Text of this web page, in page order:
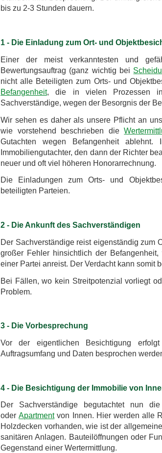
bis zu 2-3 Stunden dauern.
1 - Die Einladung zum Ort- und
Einer der meist verkanntesten und
Bewertungsauftrag (ganz wichtig bei
nicht alle Beteiligten zum Orts- und
Befangenheit, die in vielen Prozessen
Sachverständige, wegen der Besorgnis der
Wir sehen es daher als unsere Pflicht an
wie vorstehend beschrieben die
Gutachten wegen Befangenheit
Immobiliengutachter, den dann der Richter
neuer und oft viel höheren Honorarrechnung.
Die Einladungen zum Orts- und
beteiligten Parteien.
2 - Die Ankunft des Sachverständigen
Der Sachverständige reist eigenständig zum
großer Fehler hinsichtlich der
einer Partei anreist. Der Verdacht kann somit
Bei Fällen, wo kein Streitpotenzial vorliegt
Problem.
3 - Die Vorbesprechung
Vor der eigentlichen Besichtigung
Auftragsumfang und Daten besprochen
4 - Die Besichtigung der Immobilie von
Der Sachverständige begutachtet nun
oderApartmentvon Innen. Hier werden alle
Holzdecken vorhanden, wie ist der
sanitären Anlagen. Bauteilöffnungen oder
Gegenstand einer Wertermittlung.